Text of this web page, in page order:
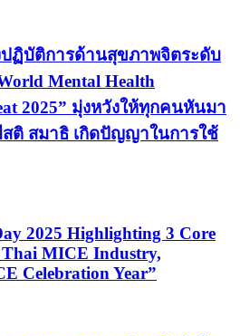
ฏิบัติการด้านสุขภาพจิตระดับ
Mental Health
2025” มุ่งหวังให้ทุกคนหันมา
ติ สมาธิ เกิดปัญญาในการใช้
2025 Highlighting 3 Core
MICE Industry,
Celebration Year”